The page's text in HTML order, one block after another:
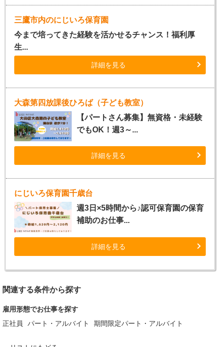
三鷹市内のにじいろ保育園
今まで培ってきた経験を活かせるチャンス！福利厚
生...
詳細を見る
大森第四放課後ひろば（子ども教室）
【パートさん募集】無資格・未経験
でもOK！週3～...
詳細を見る
にじいろ保育園千歳台
週3日×5時間から♪認可保育園の保育
補助のお仕事...
詳細を見る
関連する条件から探す
雇用形態でお仕事を探す
正社員
パート・アルバイト 期間限定パート・アルバイト